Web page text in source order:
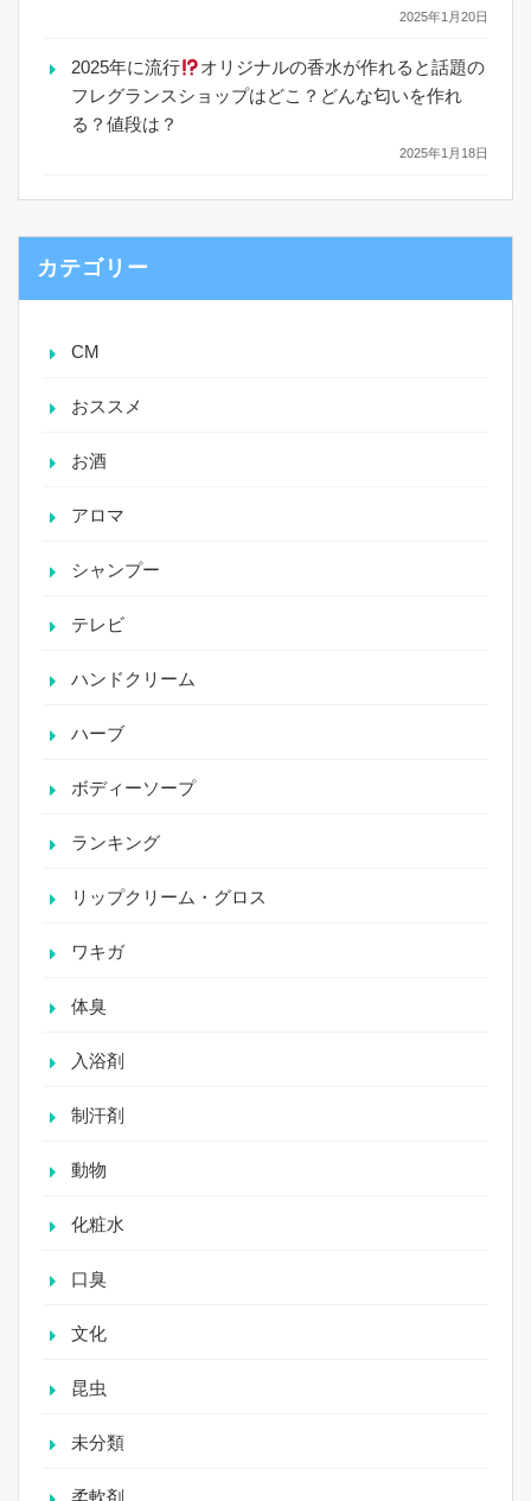
2025年1月20日
2025年に流行
オリジナルの香水が作れると話題の
フレグランスショップはどこ？どんな匂いを作れ
る？値段は？
2025年1月18日
カテゴリー
CM
おススメ
お酒
アロマ
シャンプー
テレビ
ハンドクリーム
ハーブ
ボディーソープ
ランキング
リップクリーム・グロス
ワキガ
体臭
入浴剤
制汗剤
動物
化粧水
口臭
文化
昆虫
未分類